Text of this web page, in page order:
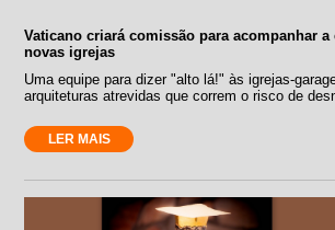
Vaticano criará comissão para acompanhar
novas igrejas
Uma equipe para dizer "alto lá!" às igrejas-
arquiteturas atrevidas que correm o risco de
LER MAIS